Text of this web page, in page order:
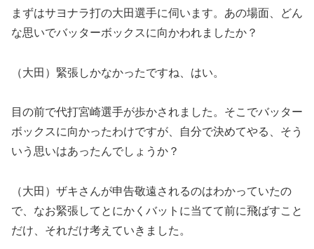
まずはサヨナラ打の大田選手に伺います。あの場面、どん
な思いでバッターボックスに向かわれましたか？
（大田）緊張しかなかったですね、はい。
目の前で代打宮崎選手が歩かされました。そこでバッター
ボックスに向かったわけですが、自分で決めてやる、そう
いう思いはあったんでしょうか？
（大田）ザキさんが申告敬遠されるのはわかっていたの
で、なお緊張してとにかくバットに当てて前に飛ばすこと
だけ、それだけ考えていきました。